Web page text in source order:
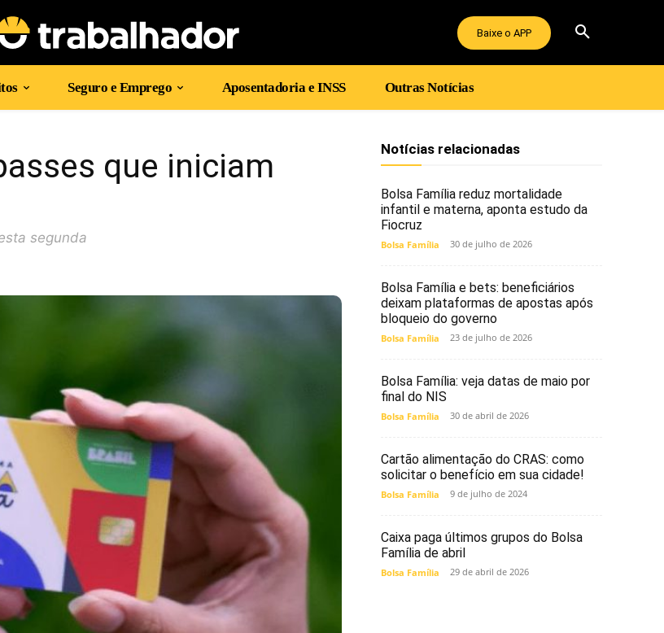
Baixe o APP
Seguro e Emprego Aposentadoria e INSS Outras Notícias
que iniciam
segunda
Notícias relacionadas
Bolsa Família reduz mortalidade
infantil e materna, aponta estudo da
Fiocruz
Bolsa Família 30 de julho de 2026
Bolsa Família e bets: beneficiários
deixam plataformas de apostas após
bloqueio do governo
Bolsa Família 23 de julho de 2026
Bolsa Família: veja datas de maio por
final do NIS
Bolsa Família 30 de abril de 2026
Cartão alimentação do CRAS: como
solicitar o benefício em sua cidade!
Bolsa Família 9 de julho de 2024
Caixa paga últimos grupos do Bolsa
Família de abril
Bolsa Família 29 de abril de 2026